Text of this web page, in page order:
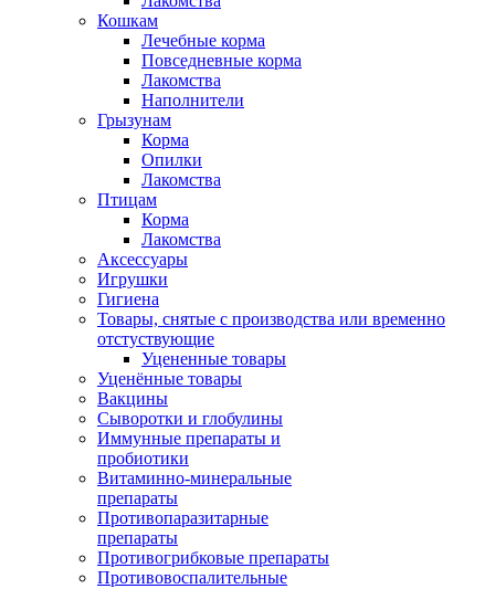
Кошкам
Лечебные корма
Повседневные корма
Лакомства
Наполнители
Грызунам
Корма
Опилки
Лакомства
Птицам
Корма
Лакомства
Аксессуары
Игрушки
Гигиена
Товары, снятые с производства или временно
отстуствующие
Уцененные товары
Уценённые товары
Вакцины
Сыворотки и глобулины
Иммунные препараты и
пробиотики
Витаминно-минеральные
препараты
Противопаразитарные
препараты
Противогрибковые препараты
Противовоспалительные